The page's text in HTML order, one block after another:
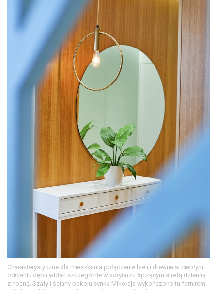
Charakterystyczne dla mieszkania połączenie bieli i drewna w ciepłym
odcieniu dębu widać szczególnie w korytarzu łączącym strefą dzienną
z nocną. Szafy i ściany pokoju synka Mikołaja wykończono tu fornirem